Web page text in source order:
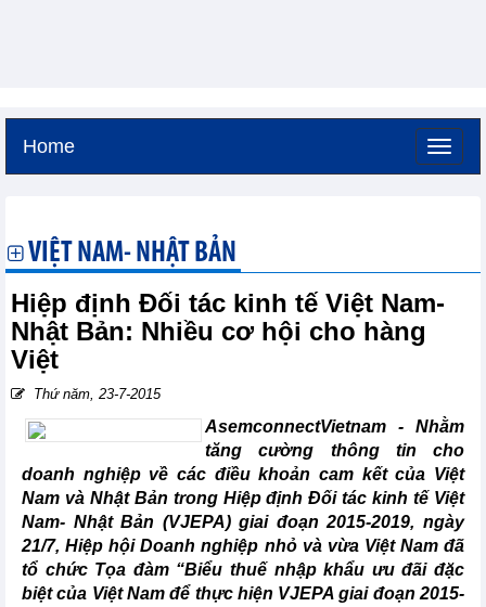
Home
VIỆT NAM- NHẬT BẢN
Hiệp định Đối tác kinh tế Việt Nam-
Nhật Bản: Nhiều cơ hội cho hàng
Việt
Thứ năm, 23-7-2015
AsemconnectVietnam - Nhằm
tăng cường thông tin cho
doanh nghiệp về các điều khoản cam kết của Việt
Nam và Nhật Bản trong Hiệp định Đối tác kinh tế Việt
Nam- Nhật Bản (VJEPA) giai đoạn 2015-2019, ngày
21/7, Hiệp hội Doanh nghiệp nhỏ và vừa Việt Nam đã
tổ chức Tọa đàm “Biểu thuế nhập khẩu ưu đãi đặc
biệt của Việt Nam để thực hiện VJEPA giai đoạn 2015-